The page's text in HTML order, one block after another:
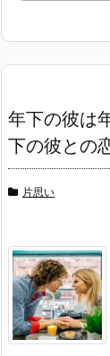
年下の彼は
下の彼との
片思い